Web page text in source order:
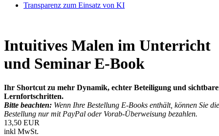
Transparenz zum Einsatz von KI
Intuitives Malen im Unterricht
und Seminar E-Book
Ihr Shortcut zu mehr Dynamik, echter Beteiligung und
Lernfortschritten.
Bitte beachten: Wenn Ihre Bestellung E-Books enthält, können Sie die
Bestellung nur mit PayPal oder Vorab-Überweisung bezahlen.
13,50 EUR
inkl MwSt.